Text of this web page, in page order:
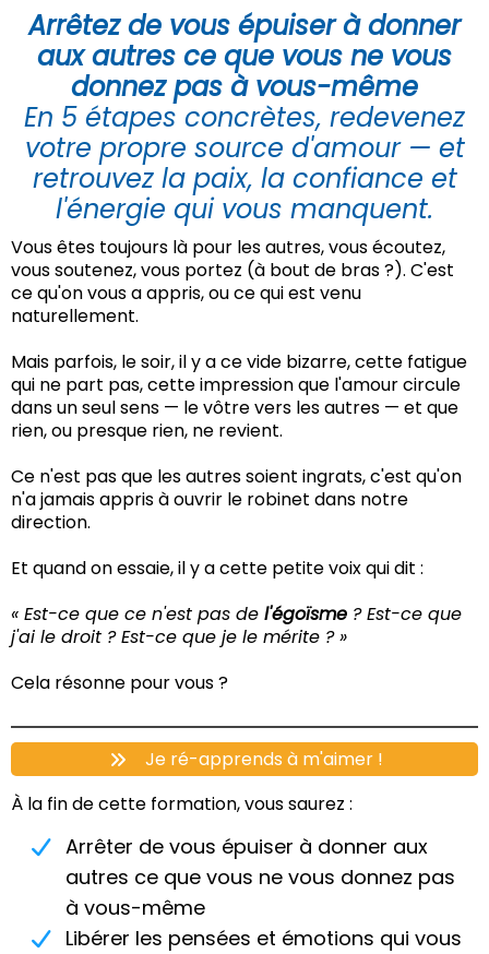
Arrêtez de vous épuiser à donner
aux autres ce que vous ne vous
donnez pas à vous-même
En 5 étapes concrètes, redevenez
votre propre source d'amour — et
retrouvez la paix, la confiance et
l'énergie qui vous manquent.
Vous êtes toujours là pour les autres, vous écoutez,
vous soutenez, vous portez (à bout de bras ?). C'est
ce qu'on vous a appris, ou ce qui est venu
naturellement.
Mais parfois, le soir, il y a ce vide bizarre, cette fatigue
qui ne part pas, cette impression que l'amour circule
dans un seul sens — le vôtre vers les autres — et que
rien, ou presque rien, ne revient.
Ce n'est pas que les autres soient ingrats, c'est qu'on
n'a jamais appris à ouvrir le robinet dans notre
direction.
Et quand on essaie, il y a cette petite voix qui dit :
« Est-ce que ce n'est pas de l'égoïsme ? Est-ce que
j'ai le droit ? Est-ce que je le mérite ? »
Cela résonne pour vous ?
Je ré-apprends à m'aimer !
À la fin de cette formation, vous saurez :
Arrêter de vous épuiser à donner aux
autres ce que vous ne vous donnez pas
à vous-même
Libérer les pensées et émotions qui vous